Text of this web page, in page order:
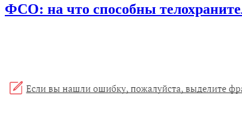
ФСО: на что способны